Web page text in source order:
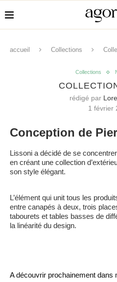
accueil Collections
Collections
rédigé par
1 février
Conception de
Lissoni a décidé de se
en créant une collection
son style élégant.
L’élément qui unit tous les
entre canapés à deux, trois
tabourets et tables basses de
la linéarité du design.
A découvrir prochainement dans